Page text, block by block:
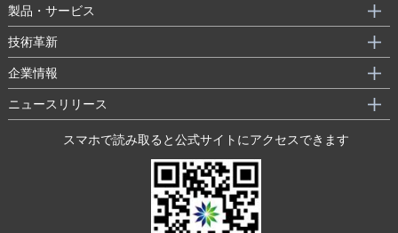
製品・サービス
技術革新
企業情報
ニュースリリース
スマホで読み取ると公式サイトにアクセスできます